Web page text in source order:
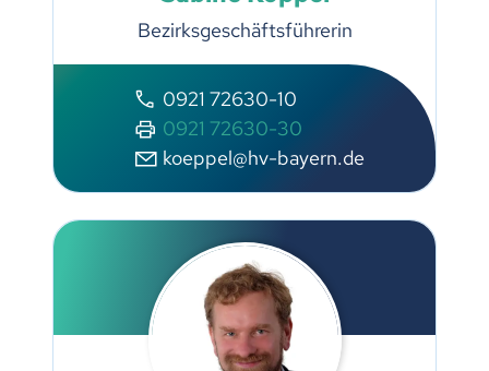
Bezirksgeschäftsführerin
0921 72630-10
0921 72630-30
koeppel@hv-bayern.de